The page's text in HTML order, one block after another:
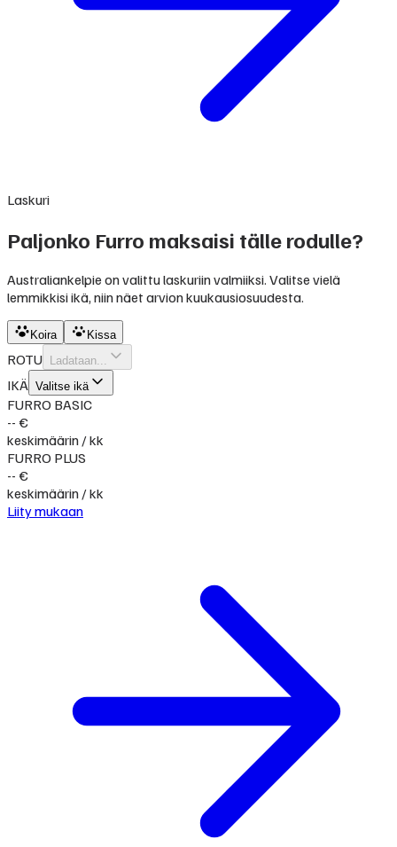
Laskuri
Paljonko Furro maksaisi tälle rodulle?
Australiankelpie on valittu laskuriin valmiiksi. Valitse vielä
lemmikkisi ikä, niin näet arvion kuukausiosuudesta.
Koira Kissa
ROTU Ladataan...
IKÄ Valitse ikä
FURRO BASIC
-- €
keskimäärin / kk
FURRO PLUS
-- €
keskimäärin / kk
Liity mukaan